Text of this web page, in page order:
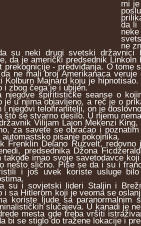
mi
da li
ne
neki drugi svetski državnici
da je američki predsednik
prekognicije - predviđanja. O
ne mali broj Amerikanaca
Kolburn Majnard koju je
i zbog čega je i ubijen.
spiritističke seanse o
je u njima objavljeno, a reč je o
i njegovi telohranitelji, on je
što se stvarno desilo. U njemu
Vilijam Lajon Mekenzi King,
za savete se obraćao i
pisanje pokojnika.
Delano Ruzvelt, redovno
predsednika Džona
takođe imao svoje savetodavce
nešto slično. Piše se da i su i
i još uvek koriste usluge
i sovjetski lideri Staljin i
i sa Hitlerom koji je veoma se
koriste ljude sa
slučajeva. U kanadi je
mesta gde treba vršiti
bi se stiglo do tražene lokacije i